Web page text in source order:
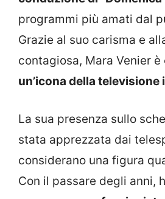
programmi più amati dal
Grazie al suo carisma e
contagiosa, Mara Venier
un’icona della televisione
La sua presenza sullo
stata apprezzata dai
considerano una figura
Con il passare degli anni,